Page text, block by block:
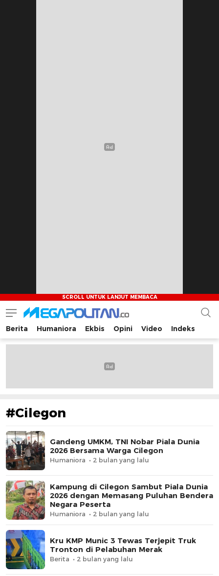
Megapolitan.co
Menyajikan berita-berita fakta bagi pembaca
Berita Humaniora Ekbis Opini Video Indeks
#Cilegon
Gandeng UMKM, TNI Nobar Piala Dunia
2026 Bersama Warga Cilegon
Humaniora 2 bulan yang lalu
Kampung di Cilegon Sambut Piala Dunia
2026 dengan Memasang Puluhan Bendera
Negara Peserta
Humaniora 2 bulan yang lalu
Kru KMP Munic 3 Tewas Terjepit Truk
Tronton di Pelabuhan Merak
Berita 2 bulan yang lalu